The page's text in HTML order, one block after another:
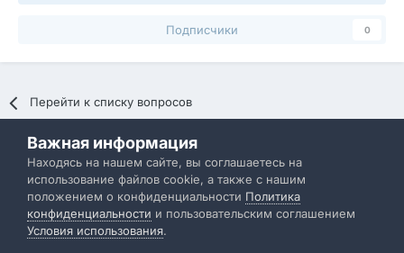
Подписчики 0
Перейти к списку вопросов
Политика конфиденциальности Обратная связь
IBResource
Powered by Invision Community
Важная информация
Находясь на нашем сайте, вы соглашаетесь на
использование файлов cookie, а также с нашим
положением о конфиденциальности Политика
конфиденциальности и пользовательским соглашением
Условия использования.